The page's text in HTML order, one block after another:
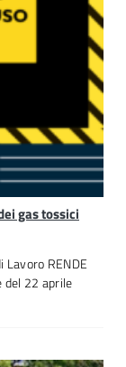
gas tossici
Lavoro RENDE
del 22 aprile